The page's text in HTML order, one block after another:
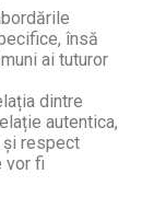
însă
ai tuturor
dintre
autentica,
și respect
vor fi